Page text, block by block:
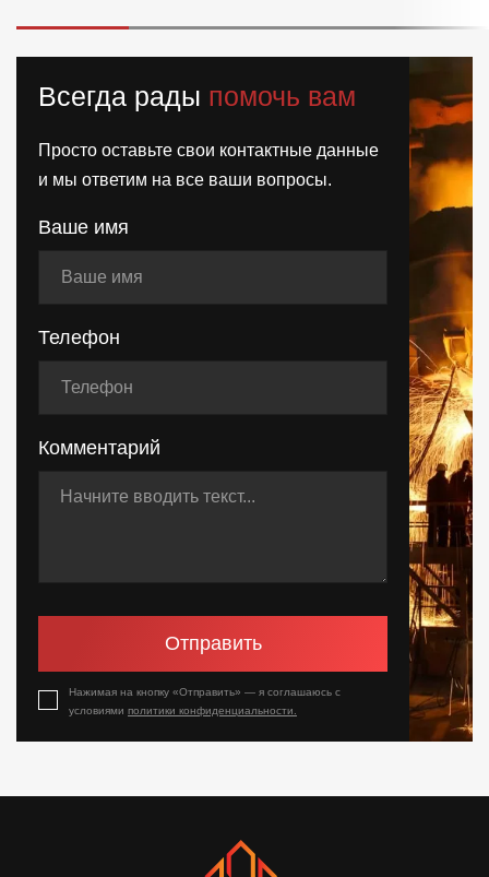
Всегда рады помочь вам
Просто оставьте свои контактные данные
и мы ответим на все ваши вопросы.
Ваше имя
Телефон
Комментарий
Отправить
Нажимая на кнопку «Отправить» — я соглашаюсь с
условиями политики конфиденциальности.